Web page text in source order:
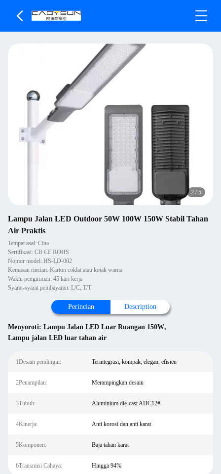
2 / 5
Lampu Jalan LED Outdoor 50W 100W 150W Stabil Tahan
Air Praktis
Tempat asal: Cina
Sertifikasi: CB CE ROHS
Nomor model: HS-LD-002
Kemasan rincian: Karton coklat atau kotak warna
Waktu pengiriman: 45 hari kerja
Syarat-syarat pembayaran: L/C, T/T
Perincian Description
Menyoroti: Lampu Jalan LED Luar Ruangan 150W,
Lampu jalan LED luar tahan air
1Desain pendingin: Terintegrasi, kompak, elegan, efisien
2Penampilan: Merampingkan desain
3Tubuh: Aluminium die-cast ADC12#
4Kinerja: Anti korosi dan anti karat
5Komponen: Baja tahan karat
6Transmisi Cahaya: Hingga 94%